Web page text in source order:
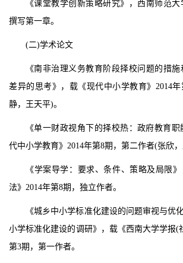
《课堂教学创新策略研究》，西南师范大
撰写第一章。
(二)学术论文
《南非治理义务教育阶段择校问题的措
差异的思考》，载《现代中小学教育》 2014年
静，王天平)。
《单一财政视角下的择校热：政府教育
代中小学教育》 2014年第8期，第二作者(张欣
《学案导学：要求、条件、策略及局限
法》 2014年第8期，独立作者。
《城乡中小学标准化建设的问题审视与
小学标准化建设的调研》，载《西南大学学报(
第3期，第一作者。